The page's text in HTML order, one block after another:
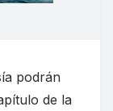
podrán
de la